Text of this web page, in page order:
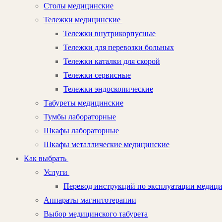
Столы медицинские
Тележки медицинские
Тележки внутрикорпусные
Тележки для перевозки больных
Тележки каталки для скорой
Тележки сервисные
Тележки эндоскопические
Табуреты медицинские
Тумбы лабораторные
Шкафы лабораторные
Шкафы металлические медицинские
Как выбрать
Услуги
Перевод инструкций по эксплуатации
Аппараты магнитотерапии
Выбор медицинского табурета